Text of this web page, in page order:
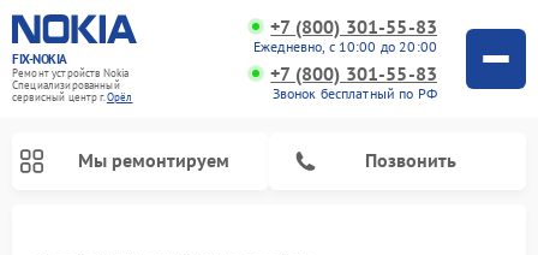
FIX-NOKIA
Ремонт устройств Nokia
Специализированный
cервисный центр г.Орёл
+7 (800) 301-55-83
Ежедневно, с 10:00 до 20:00
+7 (800) 301-55-83
Звонок бесплатный по РФ
Мы ремонтируем Позвонить